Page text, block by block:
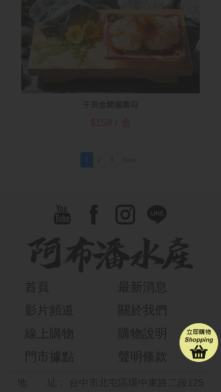
干貝金閣握壽司
(current)
2 3 Next
首頁
最新消息
影片頻道
關於我們
線上購物
購物說明
門市據點
聲明條款